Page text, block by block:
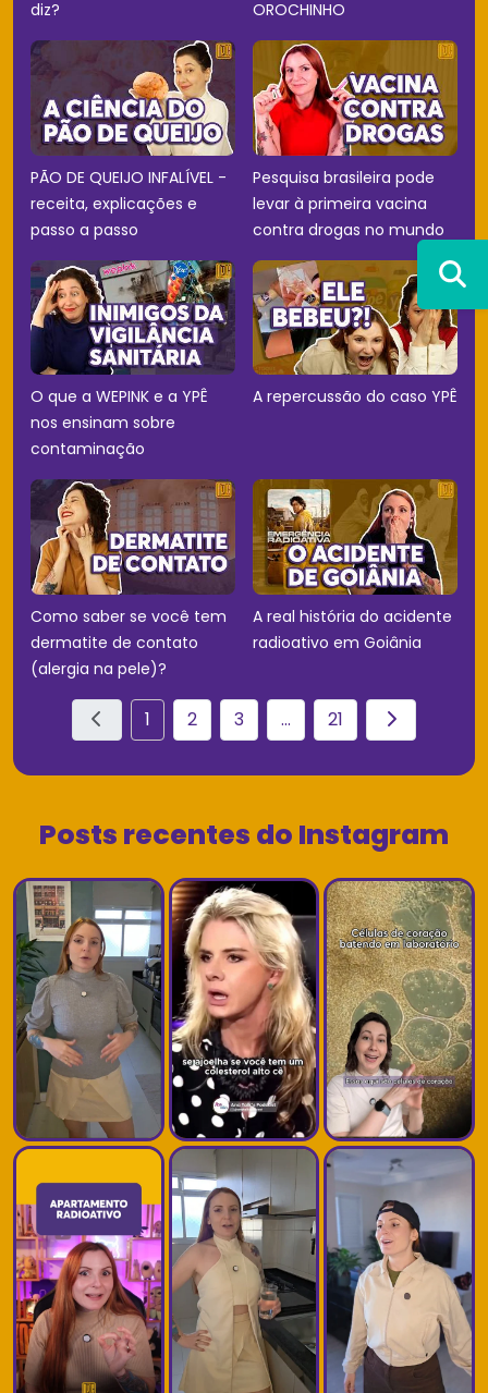
diz? OROCHINHO
PÃO DE QUEIJO INFALÍVEL -
receita, explicações e
passo a passo
Pesquisa brasileira pode
levar à primeira vacina
contra drogas no mundo
O que a WEPINK e a YPÊ
nos ensinam sobre
contaminação
A repercussão do caso YPÊ
Como saber se você tem
dermatite de contato
(alergia na pele)?
A real história do acidente
radioativo em Goiânia
1 2 3 ... 21
Posts recentes do Instagram